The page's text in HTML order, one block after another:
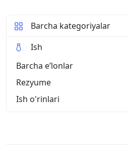
Barcha kategoriyalar
Ish
Barcha eʼlonlar
Rezyume
Ish o'rinlari